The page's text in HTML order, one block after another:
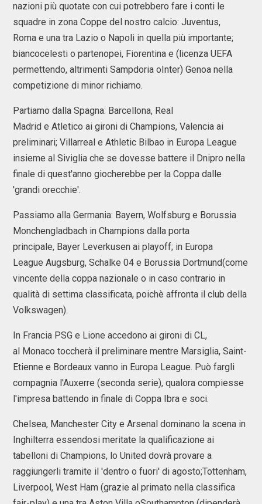
nazioni più quotate con cui potrebbero fare i conti le
squadre in zona Coppe del nostro calcio: Juventus,
Roma e una tra Lazio o Napoli in quella più importante;
biancocelesti o partenopei, Fiorentina e (licenza UEFA
permettendo, altrimenti Sampdoria oInter) Genoa nella
competizione di minor richiamo.
Partiamo dalla Spagna: Barcellona, Real
Madrid e Atletico ai gironi di Champions, Valencia ai
preliminari; Villarreal e Athletic Bilbao in Europa League
insieme al Siviglia che se dovesse battere il Dnipro nella
finale di quest'anno giocherebbe per la Coppa dalle
'grandi orecchie'.
Passiamo alla Germania: Bayern, Wolfsburg e Borussia
Monchengladbach in Champions dalla porta
principale, Bayer Leverkusen ai playoff; in Europa
League Augsburg, Schalke 04 e Borussia Dortmund(come
vincente della coppa nazionale o in caso contrario in
qualità di settima classificata, poichè affronta il club della
Volkswagen).
In Francia PSG e Lione accedono ai gironi di CL,
al Monaco toccherà il preliminare mentre Marsiglia, Saint-
Etienne e Bordeaux vanno in Europa League. Può fargli
compagnia l'Auxerre (seconda serie), qualora compiesse
l'impresa battendo in finale di Coppa Ibra e soci.
Chelsea, Manchester City e Arsenal dominano la scena in
Inghilterra essendosi meritate la qualificazione ai
tabelloni di Champions, lo United dovrà provare a
raggiungerli tramite il 'dentro o fuori' di agosto;Tottenham,
Liverpool, West Ham (grazie al primato nella classifica